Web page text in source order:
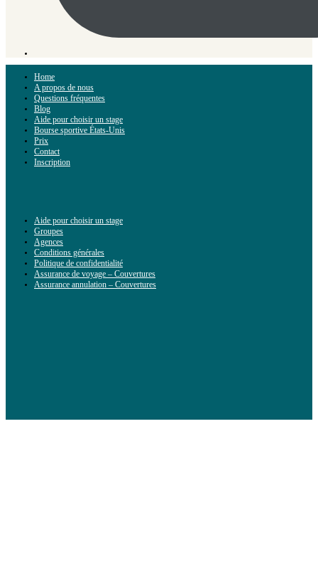
Home
A propos de nous
Questions fréquentes
Blog
Aide pour choisir un stage
Bourse sportive États-Unis
Prix
Contact
Inscription
Aide pour choisir un stage
Groupes
Agences
Conditions générales
Politique de confidentialité
Assurance de voyage – Couvertures
Assurance annulation – Couvertures